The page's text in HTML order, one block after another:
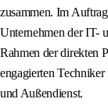
zusammen. Im
Unternehmen der IT-
Rahmen der direkten
engagierten
und Außendienst.